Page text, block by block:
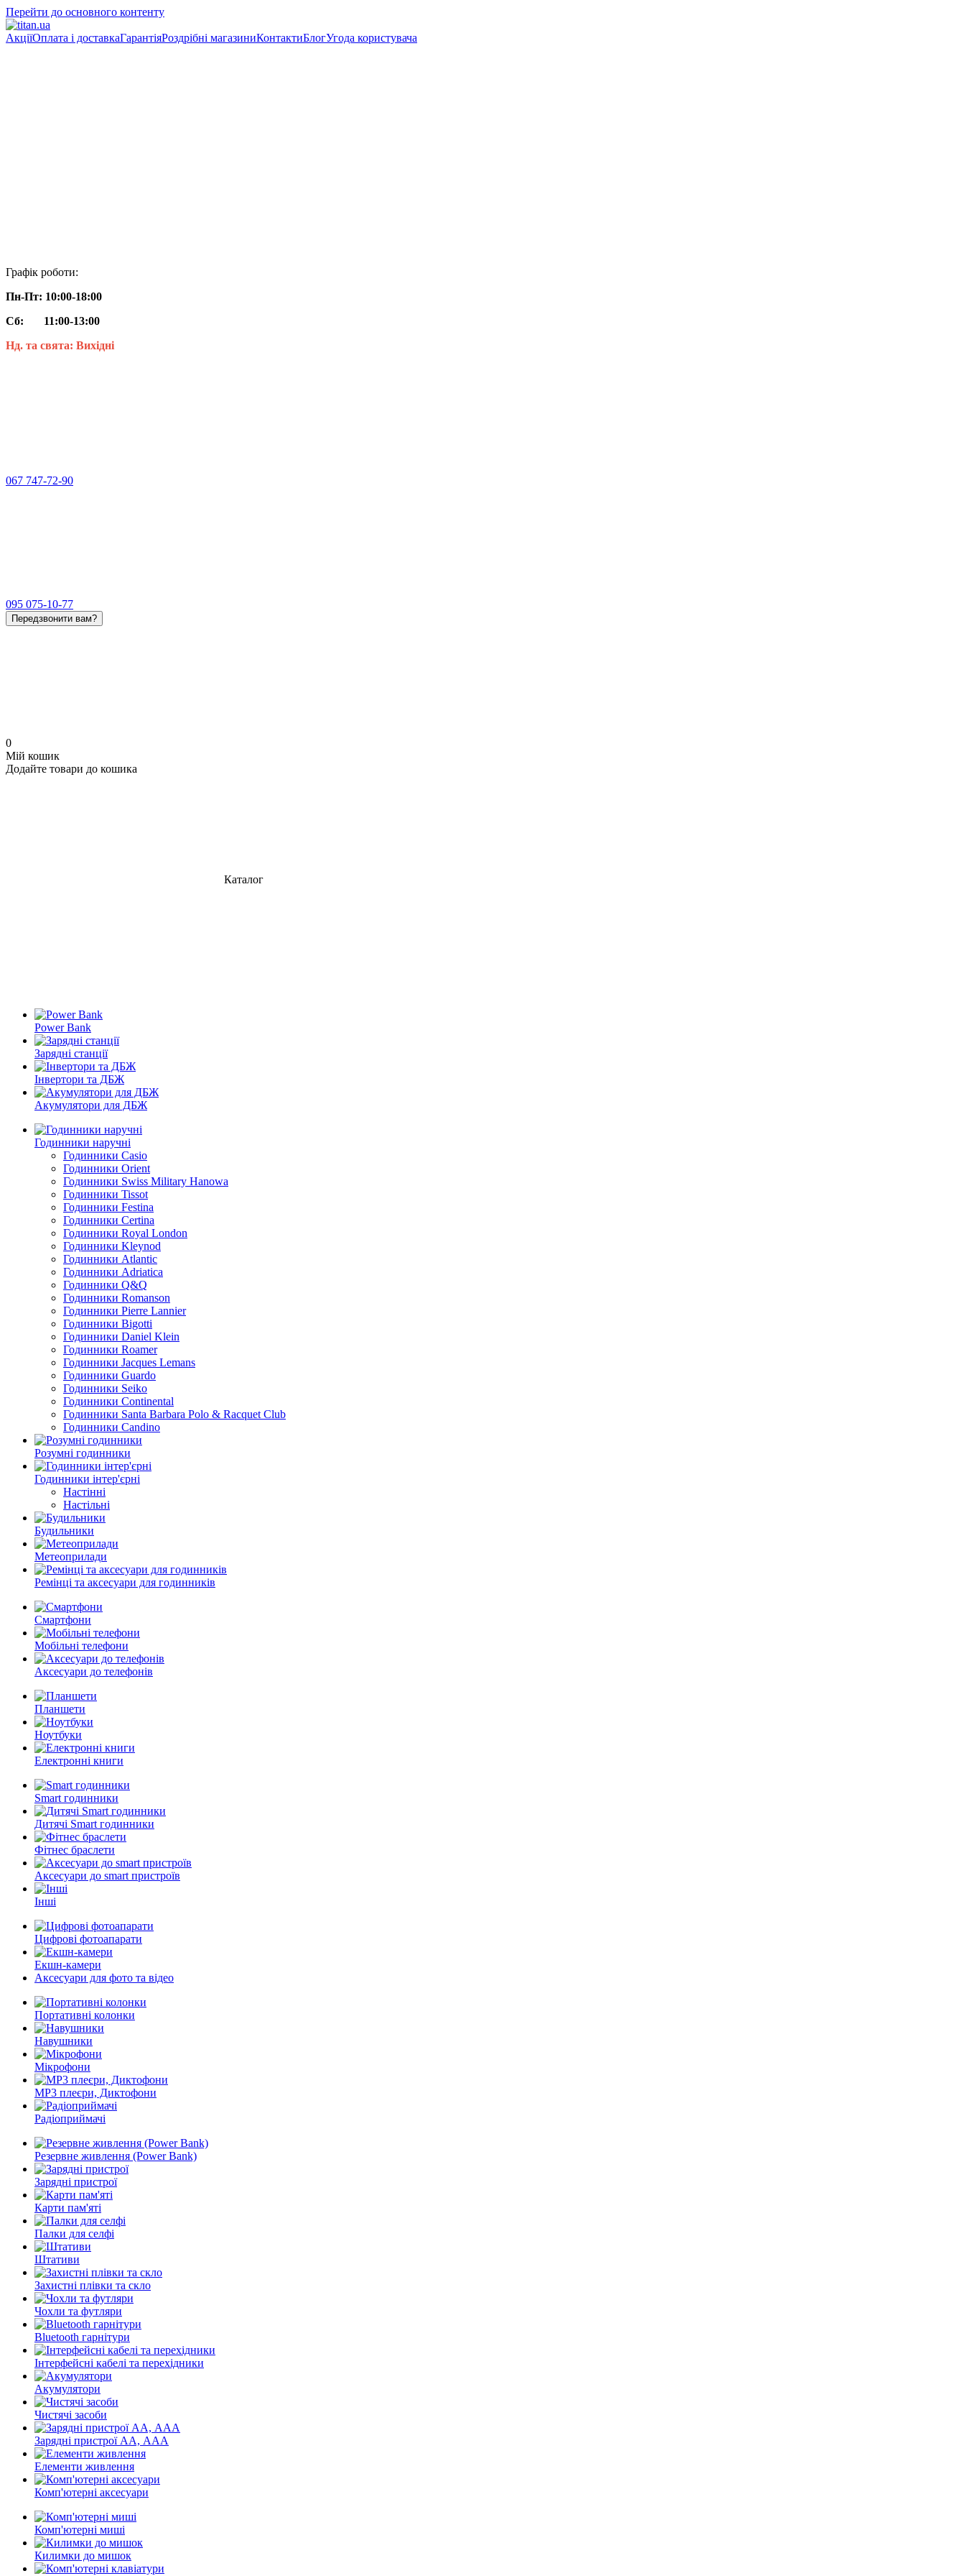
Перейти до основного контенту
АкціїОплата і доставкаГарантіяРоздрібні магазиниКонтактиБлогУгода користувача
Графік роботи:
Пн-Пт: 10:00-18:00
Сб: 11:00-13:00
Нд. та свята: Вихідні
067 747-72-90
095 075-10-77
Передзвонити вам?
0
Мій кошик
Додайте товари до кошика
Каталог
Power Bank
Зарядні станції
Інвертори та ДБЖ
Акумулятори для ДБЖ
Годинники наручні
Годинники Casio
Годинники Orient
Годинники Swiss Military Hanowa
Годинники Tissot
Годинники Festina
Годинники Certina
Годинники Royal London
Годинники Kleynod
Годинники Atlantic
Годинники Adriatica
Годинники Q&Q
Годинники Romanson
Годинники Pierre Lannier
Годинники Bigotti
Годинники Daniel Klein
Годинники Roamer
Годинники Jacques Lemans
Годинники Guardo
Годинники Seiko
Годинники Continental
Годинники Santa Barbara Polo & Racquet Club
Годинники Candino
Розумні годинники
Годинники інтер'єрні
Настінні
Настільні
Будильники
Метеоприлади
Ремінці та аксесуари для годинників
Смартфони
Мобільні телефони
Аксесуари до телефонів
Планшети
Ноутбуки
Електронні книги
Smart годинники
Дитячі Smart годинники
Фітнес браслети
Аксесуари до smart пристроїв
Інші
Цифрові фотоапарати
Екшн-камери
Аксесуари для фото та відео
Портативні колонки
Навушники
Мікрофони
MP3 плеєри, Диктофони
Радіоприймачі
Резервне живлення (Power Bank)
Зарядні пристрої
Карти пам'яті
Палки для селфі
Штативи
Захистні плівки та скло
Чохли та футляри
Bluetooth гарнітури
Інтерфейсні кабелі та перехідники
Акумулятори
Чистячі засоби
Зарядні пристрої АА, ААА
Елементи живлення
Комп'ютерні аксесуари
Комп'ютерні миші
Килимки до мишок